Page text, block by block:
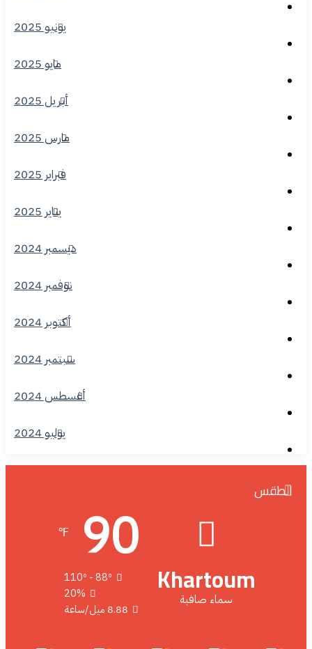
يونيو 2025
مايو 2025
أبريل 2025
مارس 2025
فبراير 2025
يناير 2025
ديسمبر 2024
نوفمبر 2024
أكتوبر 2024
سبتمبر 2024
أغسطس 2024
يوليو 2024
الطقس
Khartoum
سماء صافية
90
℉
20%
8.88 ميل/ساعة